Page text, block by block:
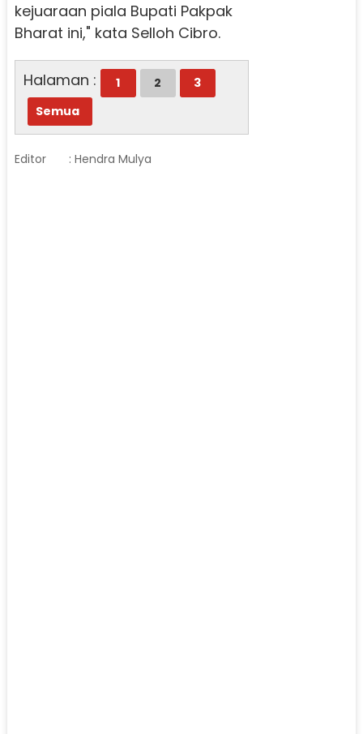
kejuaraan piala Bupati Pakpak
Bharat ini," kata Selloh Cibro.
Halaman : 1 2
3
Semua
Editor : Hendra Mulya